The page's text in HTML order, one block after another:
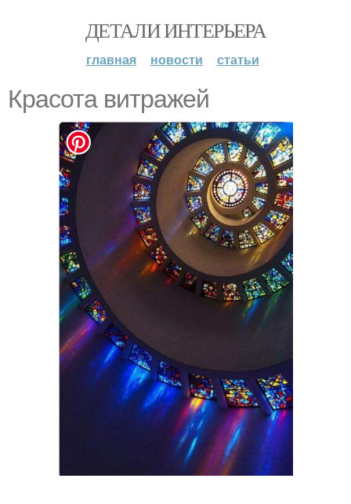
ДЕТАЛИ ИНТЕРЬЕРА
главная новости статьи
Красота витражей